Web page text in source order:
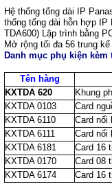
Hệ thống tổng dài IP
thống tổng dài hỗn hợp IP
TDA600) Lập trình bằng
Mở rộng tối đa 56 trung
Danh mục phụ kiện kèm
Tên hàng
KXTDA 620
Khung
KXTDA 0103
Card
KXTDA 6110
Card nối
KXTDA 6111
Card nối
KXTDA 6181
Card 16
KXTDA 0170
Card 08
KXTDA 6174
Card 16